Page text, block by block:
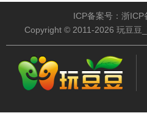
ICP备案号：浙
Copyright © 2011-2026 玩豆豆